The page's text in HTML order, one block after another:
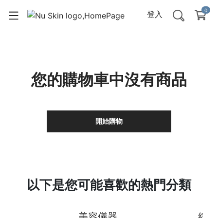
登入 0
您的購物車中沒有商品
開始購物
以下是您可能喜歡的熱門分類